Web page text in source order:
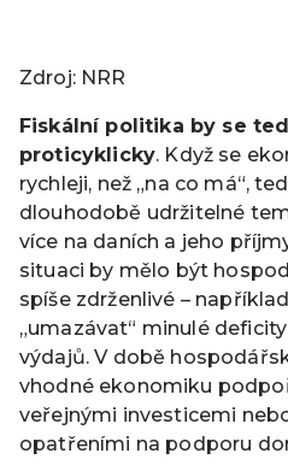
Zdroj: NRR
Fiskální politika by se
proticyklicky. Když se
rychleji, než „na co má“,
dlouhodobě udržitelné
více na daních a jeho
situaci by mělo být
spíše zdrženlivé –
„umazávat“ minulé
výdajů. V době
vhodné ekonomiku
veřejnými investicemi
opatřeními na podporu